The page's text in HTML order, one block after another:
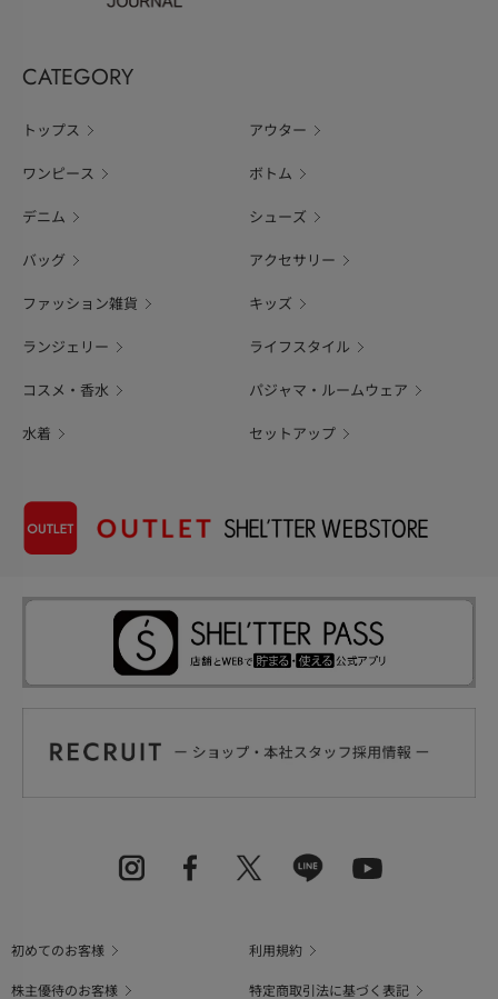
CATEGORY
トップス アウター
ワンピース ボトム
デニム シューズ
バッグ アクセサリー
ファッション雑貨 キッズ
ランジェリー ライフスタイル
コスメ・香水 パジャマ・ルームウェア
水着 セットアップ
初めてのお客様
利用規約
株主優待のお客様
特定商取引法に基づく表記